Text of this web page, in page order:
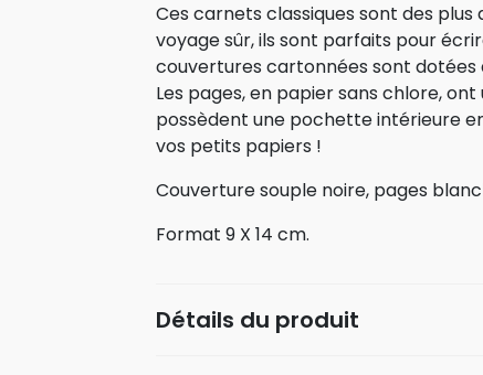
Ces carnets classiques sont des
voyage sûr, ils sont parfaits pour
couvertures cartonnées sont dotées
Les pages, en papier sans chlore, ont
possèdent une pochette intérieure
vos petits papiers !
Couverture souple noire, pages
Format 9 X 14 cm.
Détails du produit